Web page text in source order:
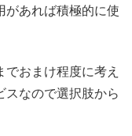
があれば積極的に使
おまけ程度に考え
スなので選択肢から